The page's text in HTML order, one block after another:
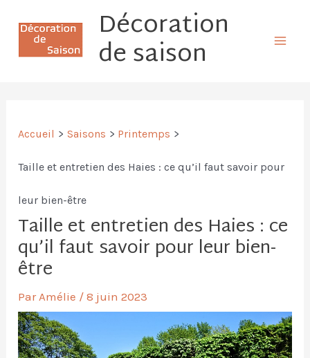
Décoration
de saison
Accueil Saisons Printemps
Taille et entretien des Haies : ce qu’il faut savoir pour
leur bien-être
Taille et entretien des Haies : ce
qu’il faut savoir pour leur bien-
être
ParAmélie /8 juin 2023